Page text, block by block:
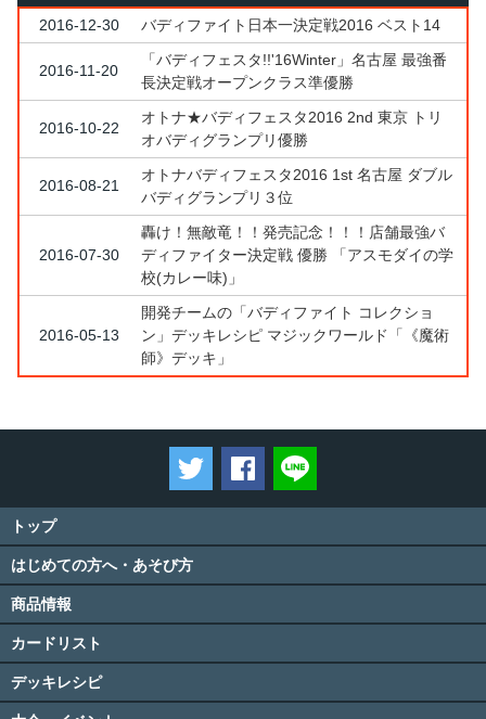
2016-12-30 バディファイト日本一決定戦2016 ベスト14
2016-11-20
「バディフェスタ!!'16Winter」名古屋 最強番
長決定戦オープンクラス準優勝
2016-10-22
オトナ★バディフェスタ2016 2nd 東京 トリ
オバディグランプリ優勝
2016-08-21
オトナバディフェスタ2016 1st 名古屋 ダブル
バディグランプリ３位
2016-07-30
轟け！無敵竜！！発売記念！！！店舗最強バ
ディファイター決定戦 優勝 「アスモダイの学
校(カレー味)」
2016-05-13
開発チームの「バディファイト コレクショ
ン」デッキレシピ マジックワールド「《魔術
師》デッキ」
ツイートするFacebookでシェアする
トップ
はじめての方へ・あそび方
商品情報
カードリスト
デッキレシピ